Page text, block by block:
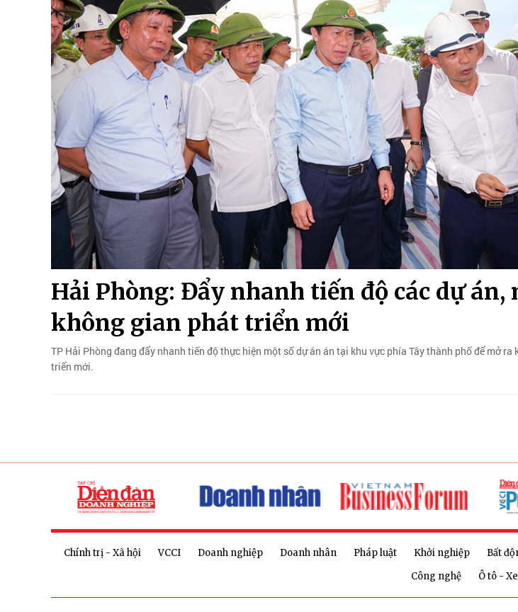
Hải Phòng: Đẩy nhanh tiến độ các dự án,
không gian phát triển mới
TP Hải Phòng đang đẩy nhanh tiến độ thực hiện một số dự án án tại khu vực phía Tây thành phố để mở ra
triển mới.
Chính trị - Xã hội VCCI Doanh nghiệp Doanh nhân Pháp luật Khởi nghiệp Bất
Công nghệ
Ô tô -